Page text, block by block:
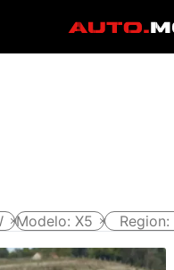
Modelo: X5 Region: